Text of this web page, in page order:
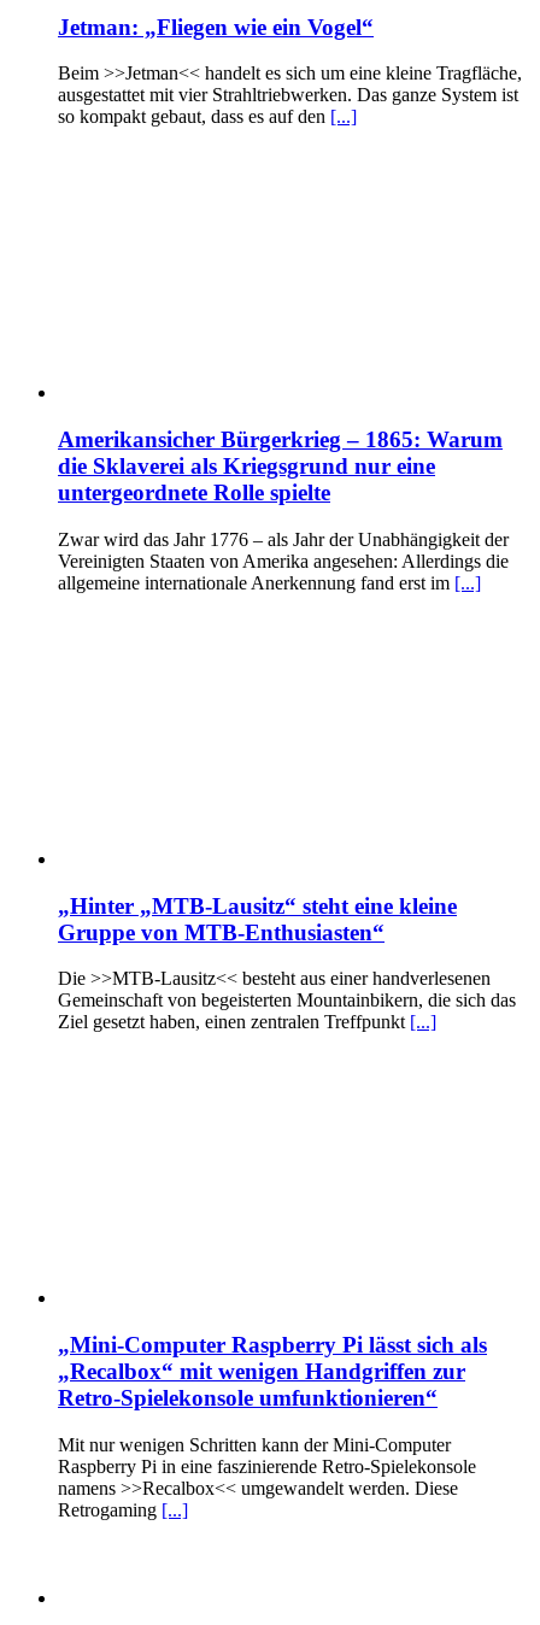
Jetman: „Fliegen wie ein Vogel“
Beim >>Jetman<< handelt es sich um eine kleine Tragfläche,
ausgestattet mit vier Strahltriebwerken. Das ganze System ist
so kompakt gebaut, dass es auf den [...]
Amerikansicher Bürgerkrieg – 1865: Warum
die Sklaverei als Kriegsgrund nur eine
untergeordnete Rolle spielte
Zwar wird das Jahr 1776 – als Jahr der Unabhängigkeit der
Vereinigten Staaten von Amerika angesehen: Allerdings die
allgemeine internationale Anerkennung fand erst im [...]
„Hinter „MTB-Lausitz“ steht eine kleine
Gruppe von MTB-Enthusiasten“
Die >>MTB-Lausitz<< besteht aus einer handverlesenen
Gemeinschaft von begeisterten Mountainbikern, die sich das
Ziel gesetzt haben, einen zentralen Treffpunkt [...]
„Mini-Computer Raspberry Pi lässt sich als
„Recalbox“ mit wenigen Handgriffen zur
Retro-Spielekonsole umfunktionieren“
Mit nur wenigen Schritten kann der Mini-Computer
Raspberry Pi in eine faszinierende Retro-Spielekonsole
namens >>Recalbox<< umgewandelt werden. Diese
Retrogaming [...]